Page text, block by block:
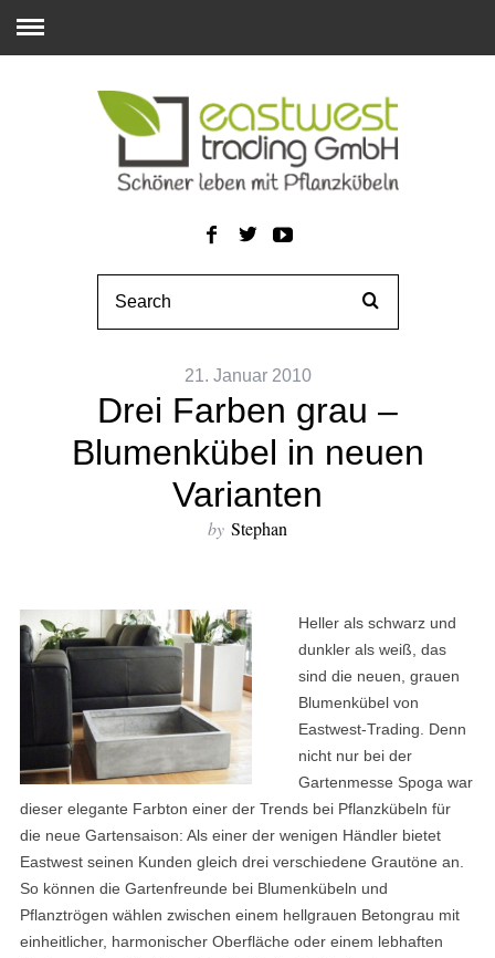
21. Januar 2010
Drei Farben grau –
Blumenkübel in neuen
Varianten
by Stephan
Heller als schwarz und
dunkler als weiß, das
sind die neuen, grauen
Blumenkübel von
Eastwest-Trading. Denn
nicht nur bei der
Gartenmesse Spoga war
dieser elegante Farbton einer der Trends bei Pflanzkübeln für
die neue Gartensaison: Als einer der wenigen Händler bietet
Eastwest seinen Kunden gleich drei verschiedene Grautöne an.
So können die Gartenfreunde bei Blumenkübeln und
Pflanztrögen wählen zwischen einem hellgrauen Betongrau mit
einheitlicher, harmonischer Oberfläche oder einem lebhaften